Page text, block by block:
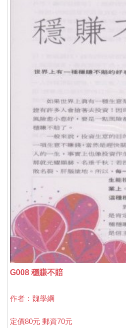
G008 穩賺不賠
作者：魏學綱
定價80元 郵資70元